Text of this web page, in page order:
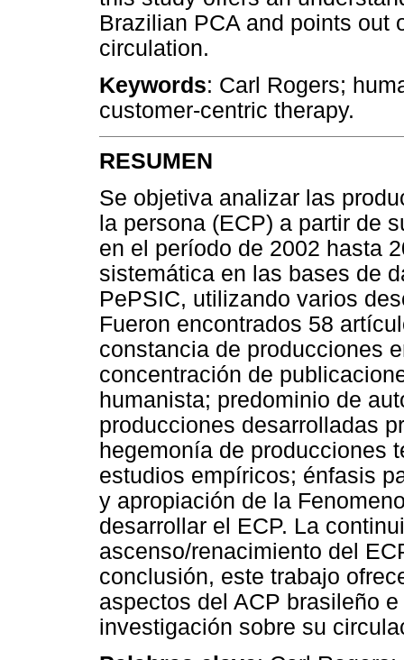
Brazilian PCA and points out
circulation.
Keywords: Carl Rogers;
customer-centric therapy.
RESUMEN
Se objetiva analizar las
la persona (ECP) a partir de
en el período de 2002 hasta
sistemática en las bases de
PePSIC, utilizando varios
Fueron encontrados 58
constancia de producciones
concentración de
humanista; predominio de
producciones desarrolladas
hegemonía de producciones
estudios empíricos; énfasis
y apropiación de la
desarrollar el ECP. La
ascenso/renacimiento del
conclusión, este trabajo
aspectos del ACP brasileño
investigación sobre su